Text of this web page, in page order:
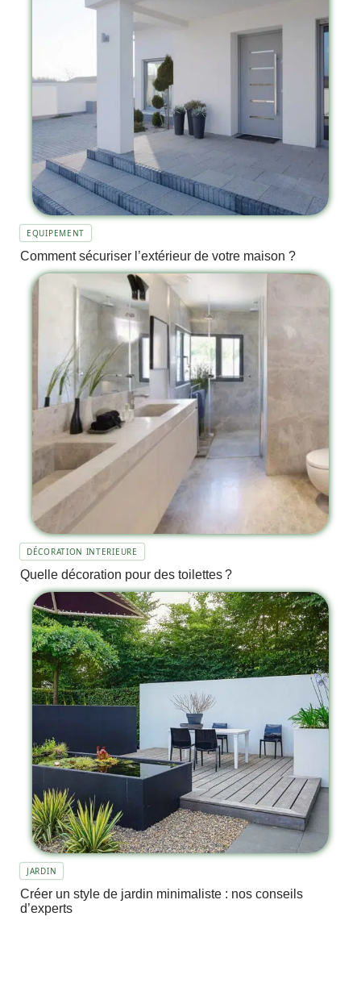
EQUIPEMENT
Comment sécuriser l’extérieur de votre maison ?
DÉCORATION INTERIEURE
Quelle décoration pour des toilettes ?
JARDIN
Créer un style de jardin minimaliste : nos conseils
d’experts